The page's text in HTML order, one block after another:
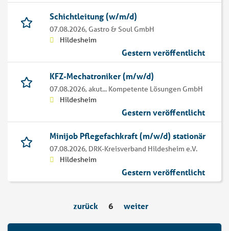
Schichtleitung (w/m/d)
07.08.2026, Gastro & Soul GmbH
Hildesheim
Gestern veröffentlicht
KFZ-Mechatroniker (m/w/d)
07.08.2026,akut... Kompetente Lösungen GmbH
Hildesheim
Gestern veröffentlicht
Minijob Pflegefachkraft (m/w/d) stationär
07.08.2026, DRK-Kreisverband Hildesheim e.V.
Hildesheim
Gestern veröffentlicht
zurück 6 weiter